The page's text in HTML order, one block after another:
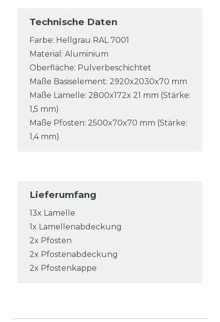
Technische Daten
Farbe: Hellgrau RAL 7001
Material: Aluminium
Oberfläche: Pulverbeschichtet
Maße Basiselement: 2920x2030x70 mm
Maße Lamelle: 2800x172x 21 mm (Stärke:
1,5 mm)
Maße Pfosten: 2500x70x70 mm (Stärke:
1,4 mm)
Lieferumfang
13x Lamelle
1x Lamellenabdeckung
2x Pfosten
2x Pfostenabdeckung
2x Pfostenkappe